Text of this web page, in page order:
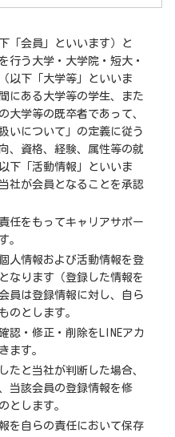
「会員」といいます）と
行う大学・大学院・短大・
以下「大学等」といいま
にある大学等の学生、また
大学等の既卒者であって、
いについて」の定義に従う
、資格、経験、属性等の就
下「活動情報」といいま
社が会員となることを承認
任をもってキャリアサポー
。
人情報および活動情報を登
なります（登録した情報を
員は登録情報に対し、自ら
のとします。
認・修正・削除をLINEアカ
ます。
たと当社が判断した場合、
当該会員の登録情報を修
とします。
を自らの責任において保存